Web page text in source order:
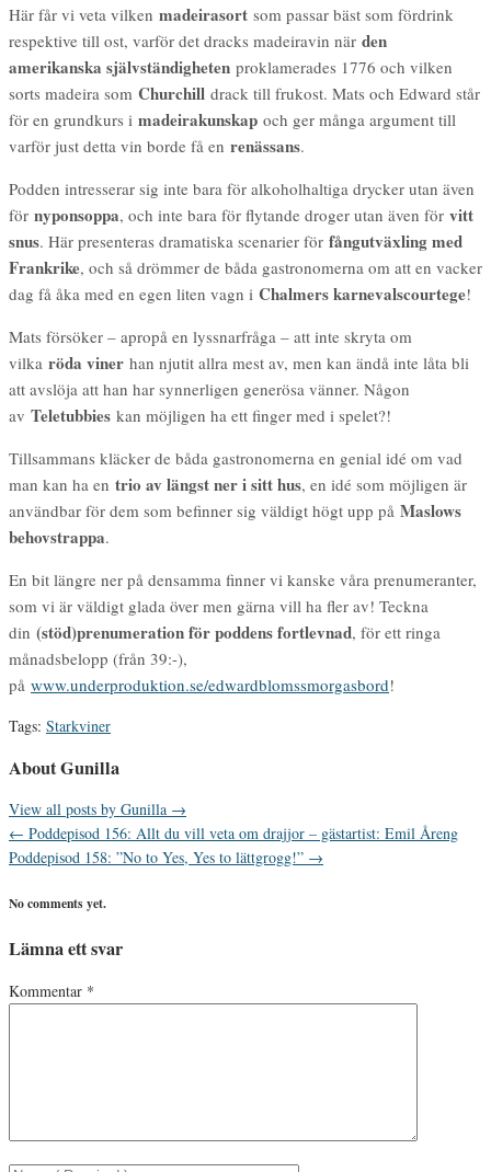
Här får vi veta vilken madeirasort som passar bäst som fördrink
respektive till ost, varför det dracks madeiravin när den
amerikanska självständigheten proklamerades 1776 och vilken
sorts madeira som Churchill drack till frukost. Mats och Edward står
för en grundkurs i madeirakunskap och ger många argument till
varför just detta vin borde få en renässans.
Podden intresserar sig inte bara för alkoholhaltiga drycker utan även
för nyponsoppa, och inte bara för flytande droger utan även för vitt
snus. Här presenteras dramatiska scenarier för fångutväxling med
Frankrike, och så drömmer de båda gastronomerna om att en vacker
dag få åka med en egen liten vagn i Chalmers karnevalscourtege!
Mats försöker – apropå en lyssnarfråga – att inte skryta om
vilka röda viner han njutit allra mest av, men kan ändå inte låta bli
att avslöja att han har synnerligen generösa vänner. Någon
av Teletubbies kan möjligen ha ett finger med i spelet?!
Tillsammans kläcker de båda gastronomerna en genial idé om vad
man kan ha en trio av längst ner i sitt hus, en idé som möjligen är
användbar för dem som befinner sig väldigt högt upp på Maslows
behovstrappa.
En bit längre ner på densamma finner vi kanske våra prenumeranter,
som vi är väldigt glada över men gärna vill ha fler av! Teckna
din (stöd)prenumeration för poddens fortlevnad, för ett ringa
månadsbelopp (från 39:-),
på www.underproduktion.se/edwardblomssmorgasbord!
Tags: Starkviner
About Gunilla
View all posts by Gunilla →
← Poddepisod 156: Allt du vill veta om drajjor – gästartist: Emil Åreng
Poddepisod 158: ”No to Yes, Yes to lättgrogg!” →
No comments yet.
Lämna ett svar
Kommentar *